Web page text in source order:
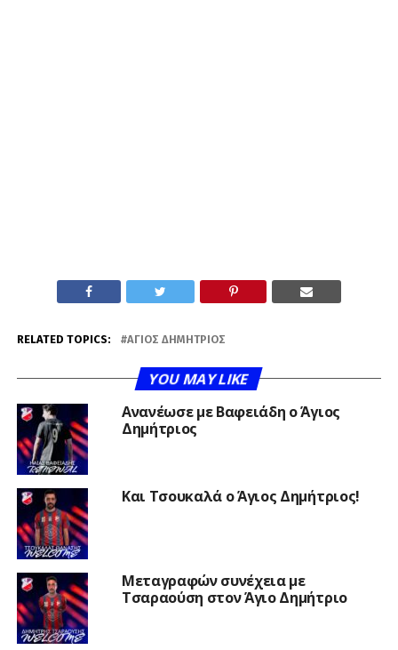
RELATED TOPICS: ΆΓΙΟΣ ΔΗΜΉΤΡΙΟΣ
YOU MAY LIKE
Ανανέωσε με Βαφειάδη ο Άγιος
Δημήτριος
Και Τσουκαλά ο Άγιος Δημήτριος!
Μεταγραφών συνέχεια με
Τσαραούση στον Άγιο Δημήτριο